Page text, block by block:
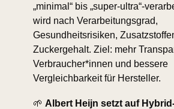
„minimal“ bis „super-ultra“-
wird nach Verarbeitungsgrad,
Gesundheitsrisiken,
Zuckergehalt. Ziel: mehr
Verbraucher*innen und bessere
Vergleichbarkeit für Hersteller.
🌱 Albert Heijn setzt auf